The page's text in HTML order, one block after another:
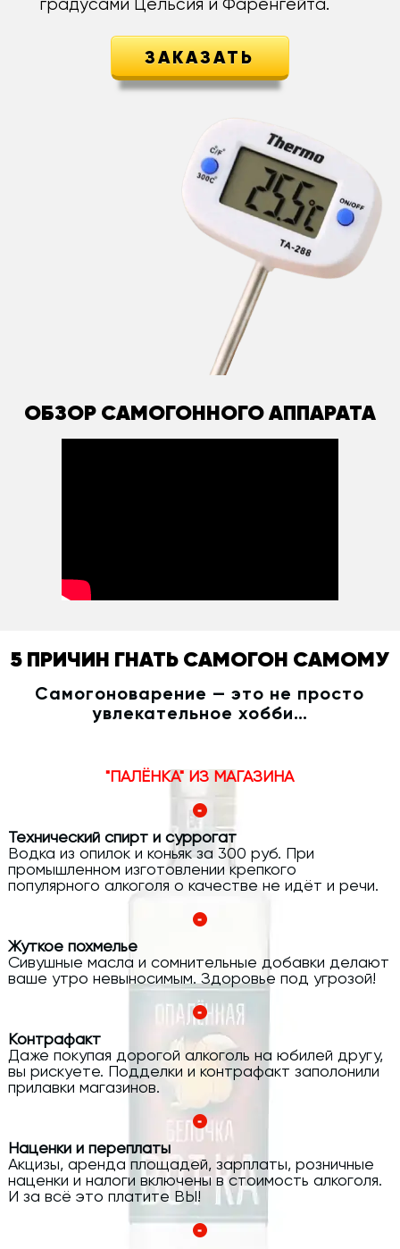
градусами Цельсия и Фаренгейта.
ЗАКАЗАТЬ
ОБЗОР САМОГОННОГО АППАРАТА
5 ПРИЧИН ГНАТЬ САМОГОН САМОМУ
Самогоноварение — это не просто
увлекательное хобби…
"ПАЛЁНКА" ИЗ МАГАЗИНА
Технический спирт и суррогат
Водка из опилок и коньяк за 300 руб. При
промышленном изготовлении крепкого
популярного алкоголя о качестве не идёт и речи.
Жуткое похмелье
Сивушные масла и сомнительные добавки делают
ваше утро невыносимым. Здоровье под угрозой!
Контрафакт
Даже покупая дорогой алкоголь на юбилей другу,
вы рискуете. Подделки и контрафакт заполонили
прилавки магазинов.
Наценки и переплаты
Акцизы, аренда площадей, зарплаты, розничные
наценки и налоги включены в стоимость алкоголя.
И за всё это платите ВЫ!